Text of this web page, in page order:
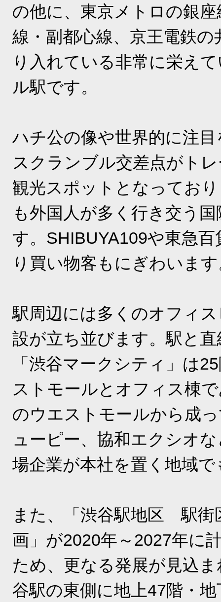
の他に、東京メトロの銀
線・副都心線、京王電鉄の
り入れている非常に栄え
ル駅です。
ハチ公の像や世界的に注
スクランブル交差点がト
観光スポットとなってお
も外国人が多く行き交う
す。SHIBUYA109や東急
り買い物客もにぎわいま
駅周辺には多くのオフィ
設が立ち並びます。駅と
「渋谷マークシティ」は
ストモールとオフィス棟
のウエストモールから成
ューピー、協和エクシオ
場企業が本社を置く地域
また、「渋谷駅地区 駅街
画」が2020年～2027年に
ため、更なる発展が見込
谷駅の東側に地上47階・